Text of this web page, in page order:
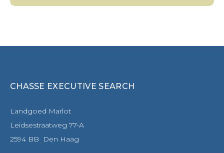
CHASSE EXECUTIVE SEARCH
Landgoed Marlot
Leidsestraatweg 77-A
2594 BB Den Haag